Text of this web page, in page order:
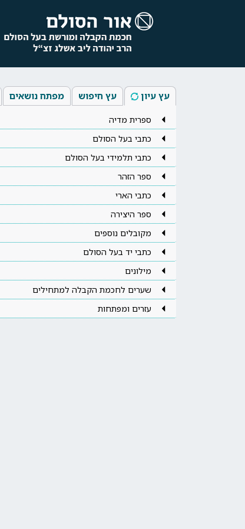
עץ עיון עץ חיפוש מפתח נושאים
ספרית מדיה
כתבי בעל הסולם
כתבי תלמידי בעל הסולם
ספר הזהר
כתבי הארי
ספר היצירה
מקובלים נוספים
כתבי יד בעל הסולם
מילונים
שערים לחכמת הקבלה למתחילים
עזרים ומפתחות